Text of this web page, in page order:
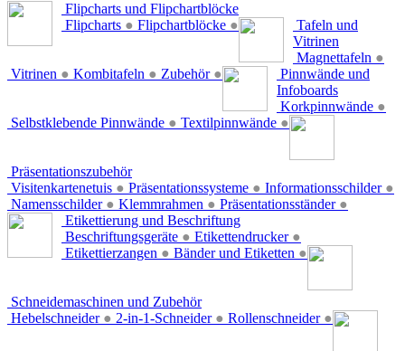
Flipcharts und Flipchartblöcke
Flipcharts ● Flipchartblöcke ●
Tafeln und
Vitrinen
Magnettafeln ●
Vitrinen ● Kombitafeln ● Zubehör ●
Pinnwände und
Infoboards
Korkpinnwände ●
Selbstklebende Pinnwände ● Textilpinnwände ●
Präsentationszubehör
Visitenkartenetuis ● Präsentationssysteme ● Informationsschilder ●
Namensschilder ● Klemmrahmen ● Präsentationsständer ●
Etikettierung und Beschriftung
Beschriftungsgeräte ● Etikettendrucker ●
Etikettierzangen ● Bänder und Etiketten ●
Schneidemaschinen und Zubehör
Hebelschneider ● 2-in-1-Schneider ● Rollenschneider ●